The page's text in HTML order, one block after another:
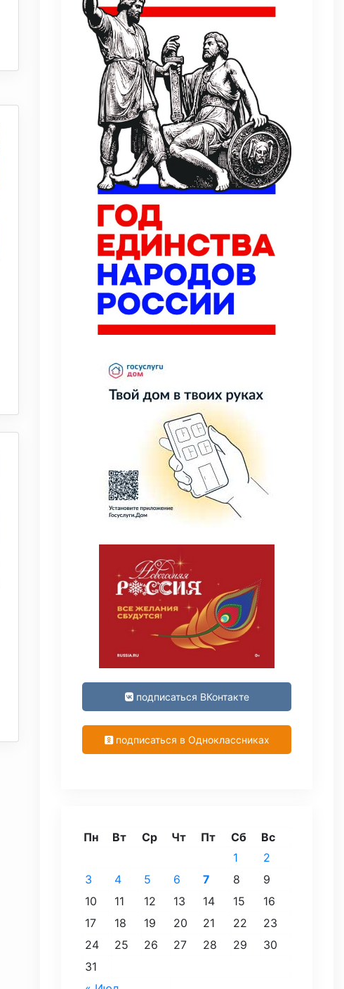
подписаться ВКонтакте
подписаться в Одноклассниках
Пн Вт Ср Чт Пт Сб Вс
1
2
3
4 5 6 7 8
9
10
11 12 13 14 15
16
17
18 19 20 21 22
23
24
25 26 27 28 29
30
31